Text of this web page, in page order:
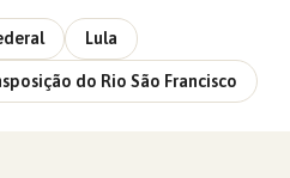
Lula
do Rio São Francisco